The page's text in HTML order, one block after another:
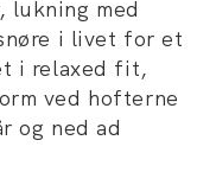
lukning med
i livet for et
i relaxed fit,
ved hofterne
og ned ad